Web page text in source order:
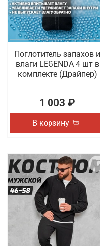
Поглотитель запахов и
влаги LEGENDA 4 шт в
комплекте (Драйпер)
1 003 ₽
В корзину